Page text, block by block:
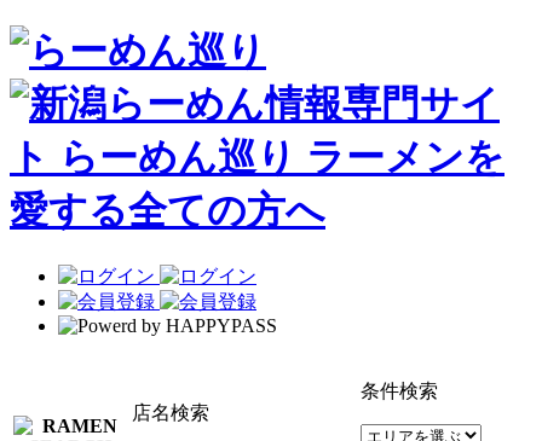
店名検索
条件検索